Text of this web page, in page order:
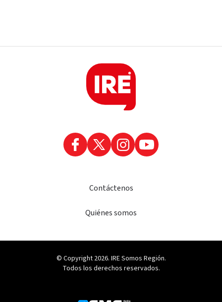
Contáctenos
Quiénes somos
© Copyright 2026. IRE Somos Región.
Todos los derechos reservados.